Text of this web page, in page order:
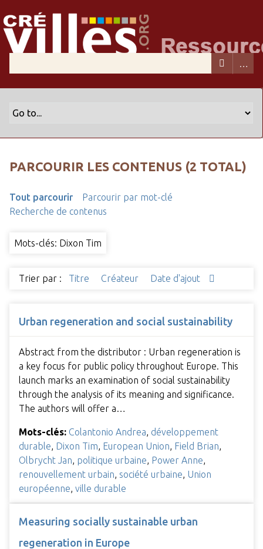
PARCOURIR LES CONTENUS (2 TOTAL)
Tout parcourir
Parcourir par mot-clé
Recherche de contenus
Mots-clés: Dixon Tim
Trier par : Titre Créateur Date d'ajout
Urban regeneration and social sustainability
Abstract from the distributor : Urban regeneration is
a key focus for public policy throughout Europe. This
launch marks an examination of social sustainability
through the analysis of its meaning and significance.
The authors will offer a…
Mots-clés: Colantonio Andrea développement
durable Dixon Tim European Union Field Brian
Olbrycht Jan politique urbaine Power Anne
renouvellement urbain société urbaine Union
européenne ville durable
Measuring socially sustainable urban
regeneration in Europe